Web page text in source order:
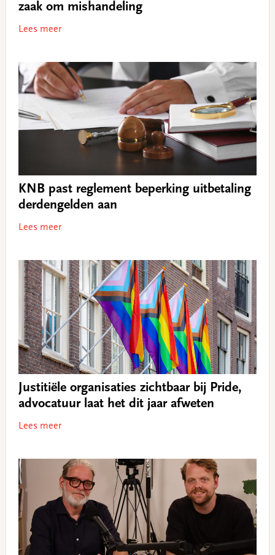
zaak om mishandeling
Lees meer
KNB past reglement beperking uitbetaling
derdengelden aan
Lees meer
Justitiële organisaties zichtbaar bij Pride,
advocatuur laat het dit jaar afweten
Lees meer